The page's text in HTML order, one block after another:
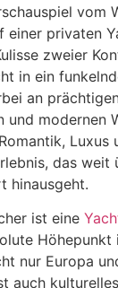
vom
einer privaten
zweier
in ein
an
modernen
Luxus
das weit
hinausgeht.
ist eine
Höhepunkt
nur Europa
auch